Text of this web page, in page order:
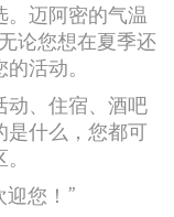
迈阿密的气温
论您想在夏季还
活动。
动、住宿、酒吧
是什么，您都可
您！”